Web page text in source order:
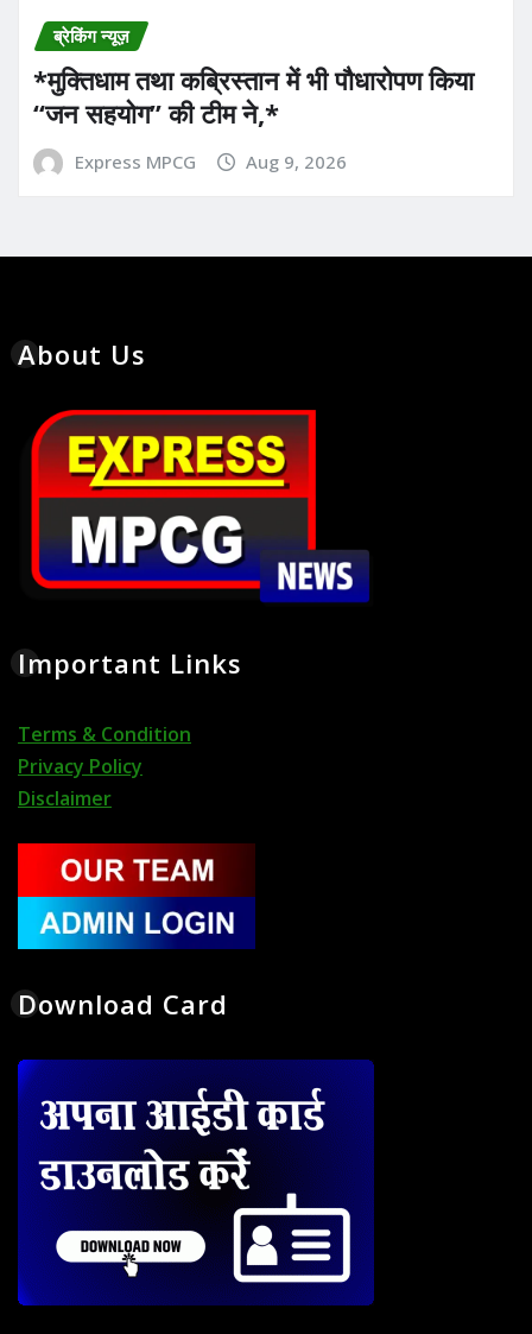
ब्रेकिंग न्यूज़
*मुक्तिधाम तथा कब्रिस्तान में भी पौधारोपण किया
“जन सहयोग” की टीम ने,*
Express MPCG Aug 9, 2026
About Us
Important Links
Terms & Condition
Privacy Policy
Disclaimer
Download Card